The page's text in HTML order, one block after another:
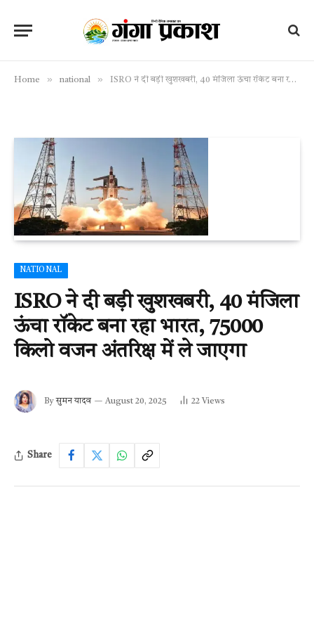
Home » national » ISRO ने दी बड़ी खुशखबरी, 40 मंजिला ऊंचा रॉकेट बना रहा भारत, 75000 किलो वजन अंतरिक्ष में ले जाएगा
NATIONAL
ISRO ने दी बड़ी खुशखबरी, 40 मंजिला
ऊंचा रॉकेट बना रहा भारत, 75000
किलो वजन अंतरिक्ष में ले जाएगा
By सुमन यादव August 20, 2025 22 Views
Share